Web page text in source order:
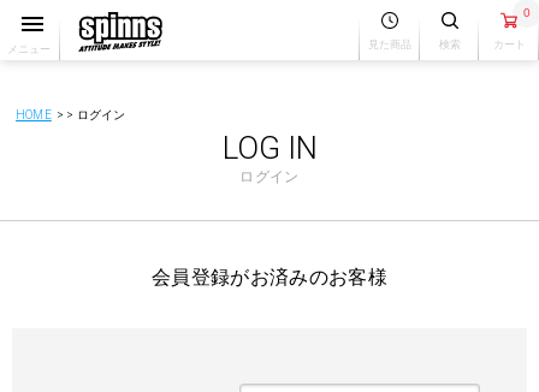
メニュー 見た商品 検索
0
カート
HOME ログイン
LOG IN
ログイン
会員登録がお済みのお客様